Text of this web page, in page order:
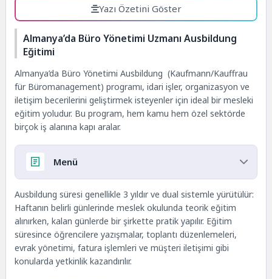
Yazı Özetini Göster
Almanya’da Büro Yönetimi Uzmanı Ausbildung
Eğitimi
Almanya’da Büro Yönetimi Ausbildung (Kaufmann/Kauffrau
für Büromanagement) programı, idari işler, organizasyon ve
iletişim becerilerini geliştirmek isteyenler için ideal bir mesleki
eğitim yoludur. Bu program, hem kamu hem özel sektörde
birçok iş alanına kapı aralar.
Menü
Almanya’da Büro Yönetimi Uzmanı Ausbildung
Eğitimi
Almanya’da Büro Yönetimi Uzmanı Ne İş Yapar?
Almanya’da Büro Yönetimi Uzmanı Eğitimi
(Ausbildung) İçin Başvuru Şartları Nelerdir?
Büro Yönetimi Ausbildung Süresi ve Eğitim Yapısı
Ausbildung süresi genellikle 3 yıldır ve dual sistemle yürütülür:
Haftanın belirli günlerinde meslek okulunda teorik eğitim
alınırken, kalan günlerde bir şirkette pratik yapılır. Eğitim
süresince öğrencilere yazışmalar, toplantı düzenlemeleri,
evrak yönetimi, fatura işlemleri ve müşteri iletişimi gibi
konularda yetkinlik kazandırılır.